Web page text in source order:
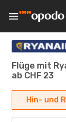
Flüge mit
ab CHF 23
Hin- und